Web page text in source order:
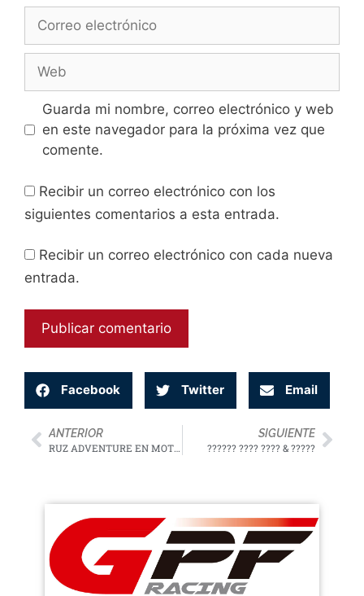
Guarda mi nombre, correo electrónico y web
en este navegador para la próxima vez que
comente.
Recibir un correo electrónico con los
siguientes comentarios a esta entrada.
Recibir un correo electrónico con cada nueva
entrada.
Facebook Twitter Email
ANTERIOR
RUZ ADVENTURE EN MOTOR AVENTURA 2020
SIGUIENTE
?????? ???? ???? & ?????